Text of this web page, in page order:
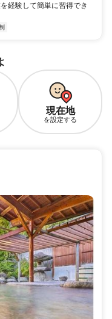
経験して簡単に習得でき
現在地
を設定する